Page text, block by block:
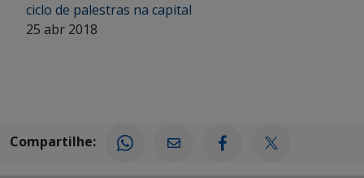
ciclo de palestras na capital
25 abr 2018
Compartilhe: